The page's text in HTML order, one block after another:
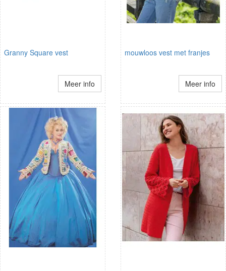
Granny Square vest
Meer info
mouwloos vest met franjes
Meer info